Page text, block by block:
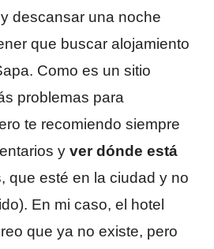
descansar una noche
que buscar alojamiento
Como es un sitio
problemas para
te recomiendo siempre
y ver dónde está
que esté en la ciudad y no
En mi caso, el hotel
que ya no existe, pero